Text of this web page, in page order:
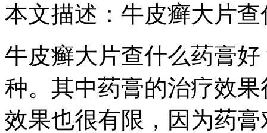
本文描述：牛皮癣大片
牛皮癣大片查什么药膏
种。其中药膏的治疗效
效果也很有限，因为药